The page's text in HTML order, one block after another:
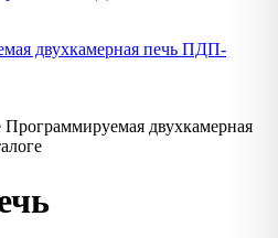
двухкамерная печь ПДП-
двухкамерная